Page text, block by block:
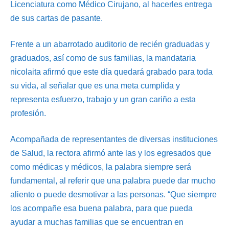
Licenciatura como Médico Cirujano, al hacerles entrega
de sus cartas de pasante.
Frente a un abarrotado auditorio de recién graduadas y
graduados, así como de sus familias, la mandataria
nicolaita afirmó que este día quedará grabado para toda
su vida, al señalar que es una meta cumplida y
representa esfuerzo, trabajo y un gran cariño a esta
profesión.
Acompañada de representantes de diversas instituciones
de Salud, la rectora afirmó ante las y los egresados que
como médicas y médicos, la palabra siempre será
fundamental, al referir que una palabra puede dar mucho
aliento o puede desmotivar a las personas. “Que siempre
los acompañe esa buena palabra, para que pueda
ayudar a muchas familias que se encuentran en